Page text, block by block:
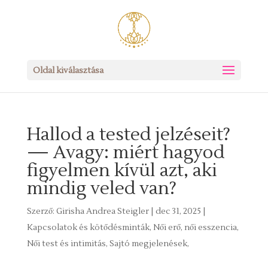
Oldal kiválasztása
Hallod a tested jelzéseit?
— Avagy: miért hagyod
figyelmen kívül azt, aki
mindig veled van?
Szerző: Girisha Andrea Steigler| dec 31, 2025
Kapcsolatok és kötődésminták, Női erő, női esszencia,
Női test és intimitás, Sajtó megjelenések,